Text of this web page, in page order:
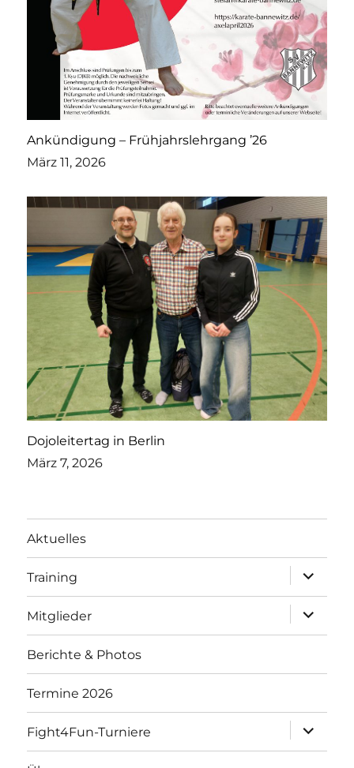
Ankündigung – Frühjahrslehrgang ’26
März 11, 2026
Dojoleitertag in Berlin
März 7, 2026
Aktuelles
Training
öffnen
Mitglieder
öffnen
Berichte & Photos
Termine 2026
Fight4Fun-Turniere
öffnen